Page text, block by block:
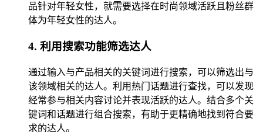
品针对年轻女性，就需要选择在时尚领域活跃且粉丝群
体为年轻女性的达人。
4. 利用搜索功能筛选达人
通过输入与产品相关的关键词进行搜索，可以筛选出与
该领域相关的达人。利用热门话题进行查找，可以发现
经常参与相关内容讨论并表现活跃的达人。结合多个关
键词和话题进行组合搜索，有助于更精确地找到符合要
求的达人。